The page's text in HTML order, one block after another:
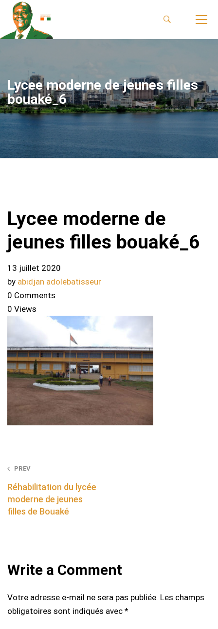
Lycee moderne de jeunes filles
bouaké_6
Lycee moderne de
jeunes filles bouaké_6
13 juillet 2020
by abidjan adolebatisseur
0 Comments
0 Views
Post
navigation
PREV
Réhabilitation du lycée
moderne de jeunes
filles de Bouaké
Write a Comment
Votre adresse e-mail ne sera pas publiée. Les champs
obligatoires sont indiqués avec *